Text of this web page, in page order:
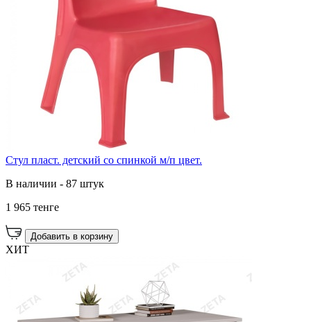
Стул пласт. детский со спинкой м/п цвет.
В наличии - 87 штук
1 965 тенге
Добавить в корзину
ХИТ